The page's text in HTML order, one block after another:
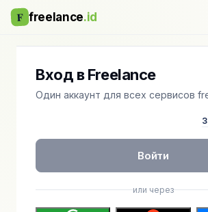
F freelance.id
Вход в Freelance
Один аккаунт для всех сервисов
Войти
или через